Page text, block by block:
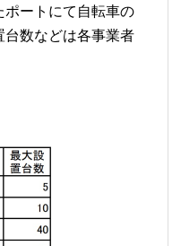
ートにて自転車の
台数などは各事業者